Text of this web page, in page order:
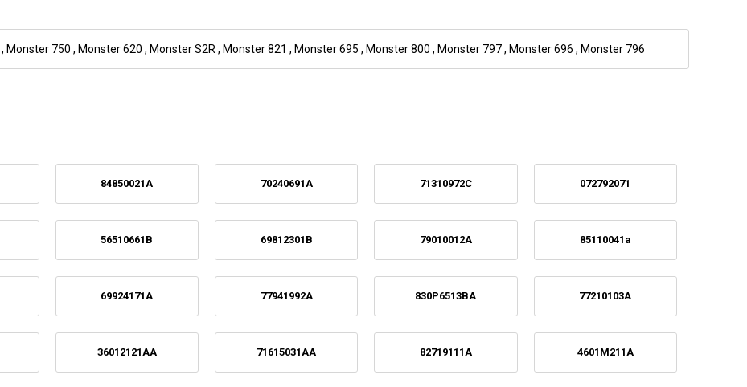
, Monster 750 , Monster 620 , Monster S2R , Monster 821 , Monster 695 , Monster 800 , Monster 797, Monster 696 , Monster 796
84850021A 70240691A 71310972C 072792071
56510661B 69812301B 79010012A 85110041a
69924171A 77941992A 830P6513BA 77210103A
36012121AA 71615031AA 82719111A 4601M211A